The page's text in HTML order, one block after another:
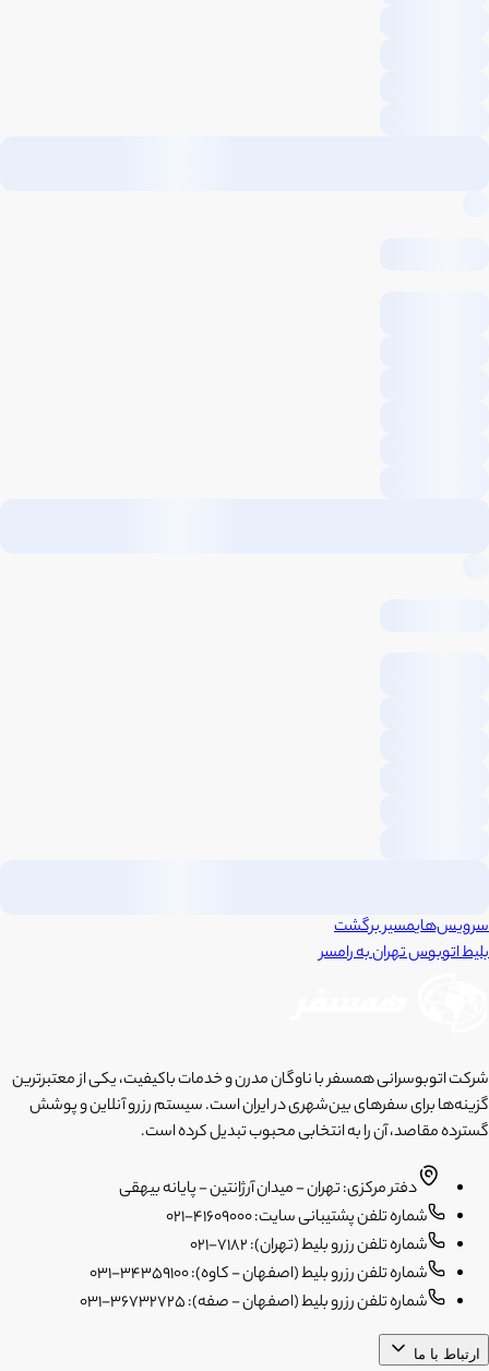
سرویس‌هایمسیر برگشت
بلیط اتوبوستهرانبهرامسر
شرکت اتوبوسرانی همسفر با ناوگان مدرن و خدمات باکیفیت، یکی از معتبرترین
گزینه‌ها برای سفرهای بین‌شهری در ایران است. سیستم رزرو آنلاین و پوشش
گسترده مقاصد، آن را به انتخابی محبوب تبدیل کرده است.
دفتر مرکزی: تهران - میدان آرژانتین - پایانه بیهقی
شماره تلفن پشتیبانی سایت: 41609000-021
شماره تلفن رزرو بلیط (تهران): 7182-021
شماره تلفن رزرو بلیط (اصفهان - کاوه): 34359100-031
شماره تلفن رزرو بلیط (اصفهان - صفه): 36732725-031
ارتباط با ما